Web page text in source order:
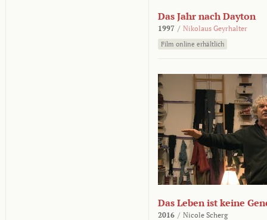
Das Jahr nach Dayton
1997 / Nikolaus Geyrhalter
Film online erhältlich
Das Leben ist keine
2016 / Nicole Scherg